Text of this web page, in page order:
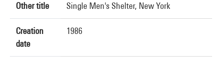
Other title Single Men's Shelter, New York
Creation
date
1986